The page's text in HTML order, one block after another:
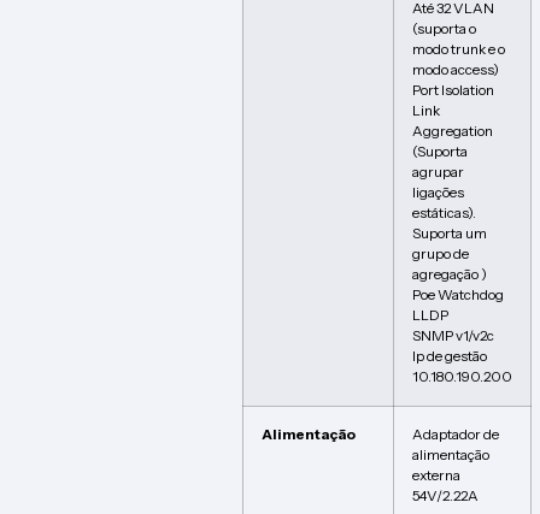
Até 32 VLAN
(suporta o
modo trunk e o
modo access)
Port Isolation
Link
Aggregation
(Suporta
agrupar
ligações
estáticas).
Suporta um
grupo de
agregação )
Poe Watchdog
LLDP
SNMP v1/v2c
Ip de gestão
10.180.190.200
Alimentação
Adaptador de
alimentação
externa
54V/2.22A